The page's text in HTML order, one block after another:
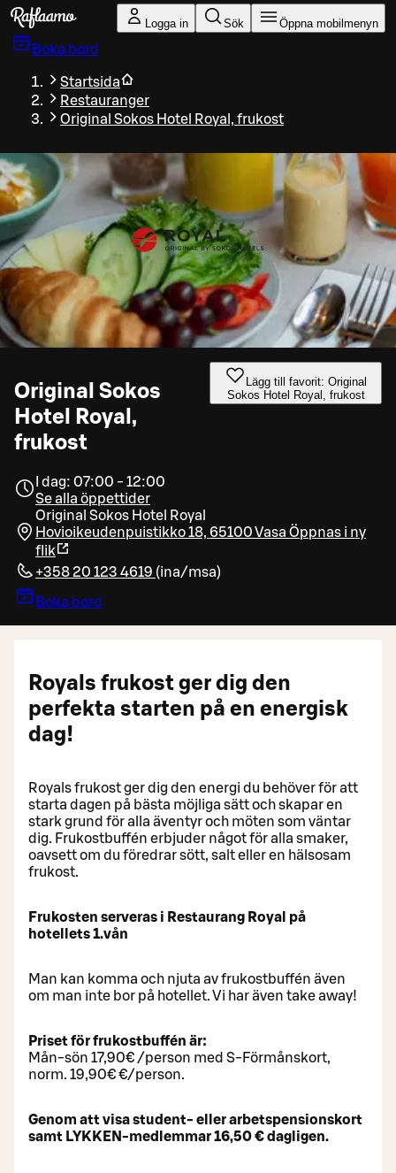
Gå till huvudinnehållet
Logga in Sök Öppna mobilmenyn
Boka bord
Startsida
Restauranger
Original Sokos Hotel Royal, frukost
Original Sokos
Hotel Royal,
frukost
Lägg till favorit: Original
Sokos Hotel Royal, frukost
I dag: 07:00 - 12:00
Se alla öppettider
Original Sokos Hotel Royal
Hovioikeudenpuistikko 18, 65100 Vasa Öppnas i ny
flik
+358 20 123 4619 (ina/msa)
Boka bord
Royals frukost ger dig den
perfekta starten på en energisk
dag!
Royals frukost ger dig den energi du behöver för att
starta dagen på bästa möjliga sätt och skapar en
stark grund för alla äventyr och möten som väntar
dig. Frukostbuffén erbjuder något för alla smaker,
oavsett om du föredrar sött, salt eller en hälsosam
frukost.
Frukosten serveras i Restaurang Royal på
hotellets 1.vån
Man kan komma och njuta av frukostbuffén även
om man inte bor på hotellet. Vi har även take away!
Priset för frukostbuffén är:
Mån-sön 17,90€ /person med S-Förmånskort,
norm. 19,90€ €/person.
Genom att visa student- eller arbetspensionskort
samt LYKKEN-medlemmar 16,50 € dagligen.